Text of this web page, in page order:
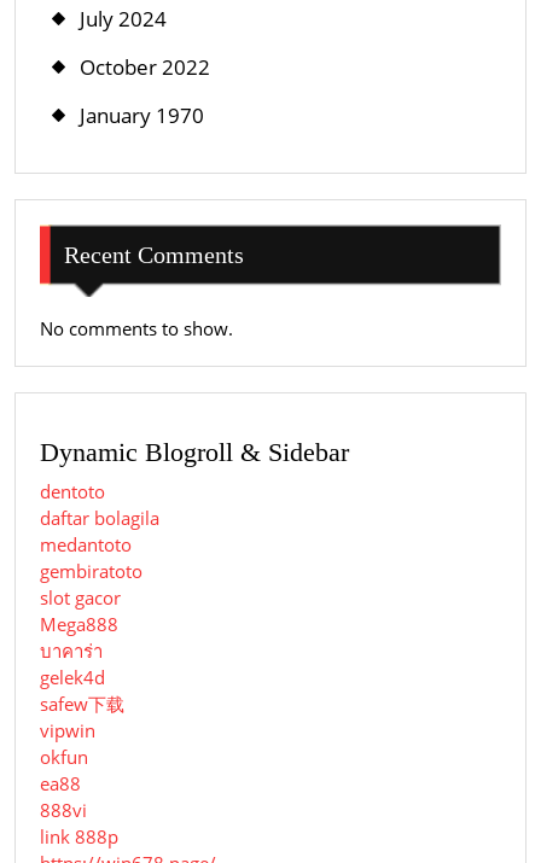
July 2024
October 2022
January 1970
Recent Comments
No comments to show.
Dynamic Blogroll & Sidebar
dentoto
daftar bolagila
medantoto
gembiratoto
slot gacor
Mega888
บาคาร่า
gelek4d
safew下载
vipwin
okfun
ea88
888vi
link 888p